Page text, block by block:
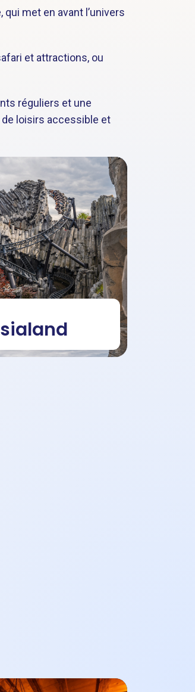
met en avant l’univers
et attractions, ou
réguliers et une
loisirs accessible et